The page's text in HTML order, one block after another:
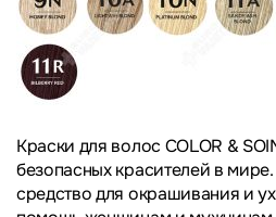
Краски для волос COLOR &
безопасных красителей в
средство для окрашивания и